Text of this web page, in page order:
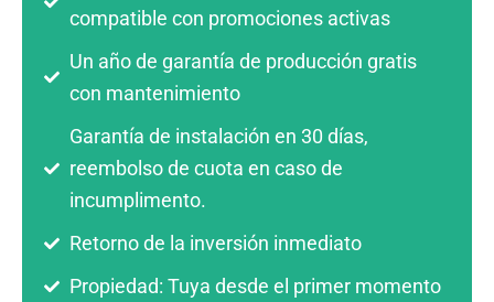
compatible con promociones activas
Un año de garantía de producción gratis
con mantenimiento
Garantía de instalación en 30 días,
reembolso de cuota en caso de
incumplimento.
Retorno de la inversión inmediato
Propiedad: Tuya desde el primer momento